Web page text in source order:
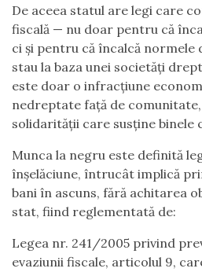
De aceea statul are legi care
fiscală — nu doar pentru că
ci și pentru că încalcă normele
stau la baza unei societăți
este doar o infracțiune
nedreptate față de
solidarității care susține binele
Munca la negru este definită
înșelăciune, întrucât implică
bani în ascuns, fără achitarea
stat, fiind reglementată de:
Legea nr. 241/2005 privind
evaziunii fiscale, articolul 9,